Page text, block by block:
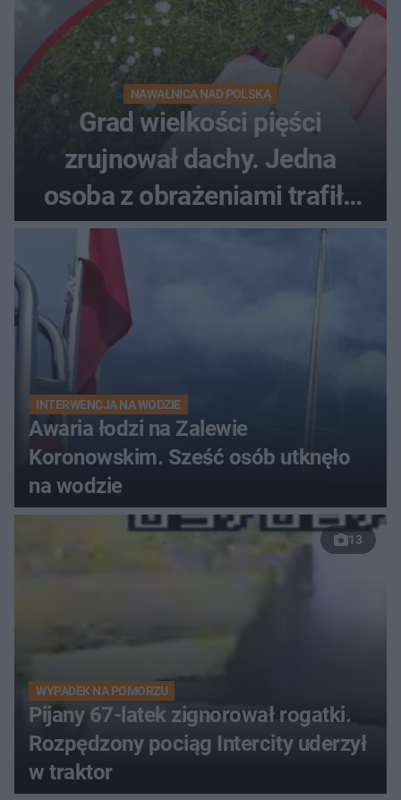
NAWAŁNICA NAD POLSKĄ
Grad wielkości pięści
zrujnował dachy. Jedna
osoba z obrażeniami trafiła
do szpitala
INTERWENCJA NA WODZIE
Awaria łodzi na Zalewie
Koronowskim. Sześć osób utknęło
na wodzie
13
WYPADEK NA POMORZU
Pijany 67-latek zignorował rogatki.
Rozpędzony pociąg Intercity uderzył
w traktor